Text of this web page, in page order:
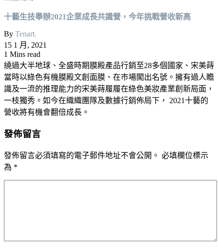
十藝生技舉辦2021企業成長共識營，今年挑戰營收新高
By Tenart.
15 1 月, 2021
1 Mins read
繞過大半地球、全盛時期膜殿產品行銷至28多個國家、宋美蒔
當時以綠色有機膜殿文創面膜、在巿場闖出名號。擁有過人瞻
識及一流的推理能力的宋美蒔履履在綠色美妝產業創新局面，
一枝獨秀。如今在織織團隊及數據行銷佈局下， 2021十藝的
營收將有機會翻倍成長。
發佈留言
發佈留言必須填寫的電子郵件地址不會公開。 必填欄位標示
為 *